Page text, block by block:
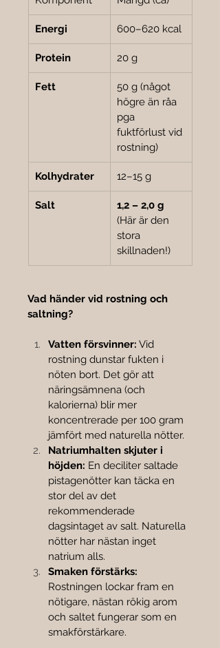
Energi 600–620 kcal
Protein 20 g
Fett
50 g (något
högre än råa
pga
fuktförlust vid
rostning)
Kolhydrater 12–15 g
Salt
1,2 – 2,0 g
(Här är den
stora
skillnaden!)
Vad händer vid rostning och
saltning?
Vatten försvinner: Vid
rostning dunstar fukten i
nöten bort. Det gör att
näringsämnena (och
kalorierna) blir mer
koncentrerade per 100 gram
jämfört med naturella nötter.
Natriumhalten skjuter i
höjden: En deciliter saltade
pistagenötter kan täcka en
stor del av det
rekommenderade
dagsintaget av salt. Naturella
nötter har nästan inget
natrium alls.
Smaken förstärks:
Rostningen lockar fram en
nötigare, nästan rökig arom
och saltet fungerar som en
smakförstärkare.